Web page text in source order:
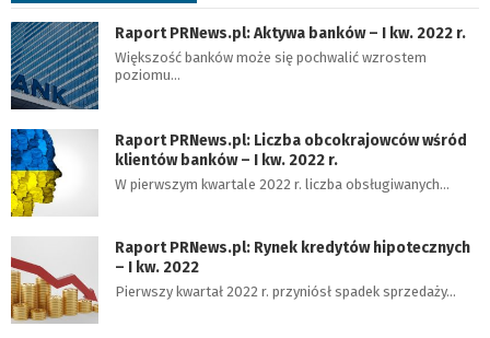
Raport PRNews.pl: Aktywa banków – I kw. 2022 r.
Większość banków może się pochwalić wzrostem
poziomu…
Raport PRNews.pl: Liczba obcokrajowców wśród
klientów banków – I kw. 2022 r.
W pierwszym kwartale 2022 r. liczba obsługiwanych…
Raport PRNews.pl: Rynek kredytów hipotecznych
– I kw. 2022
Pierwszy kwartał 2022 r. przyniósł spadek sprzedaży…